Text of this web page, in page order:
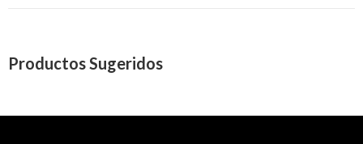
Productos Sugeridos